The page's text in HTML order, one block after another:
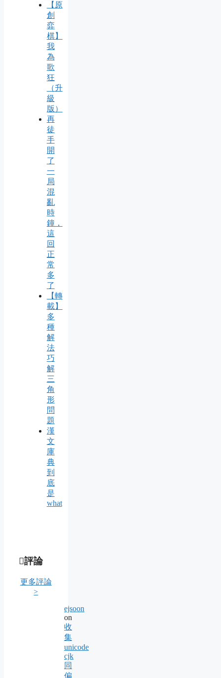
【原
創
弈
棋】
我
為
歌
狂
（升
級
版）
再
徒
手
開
了
一
局
混
亂
時
鐘，
這
回
正
常
多
了
【轉
載】
多
種
解
法
巧
解
三
角
形
問
題
漢
文
庫
典
到
底
是
what
評論
更多評論
>
ejsoon
on
收
集
unicode
cjk
同
偏